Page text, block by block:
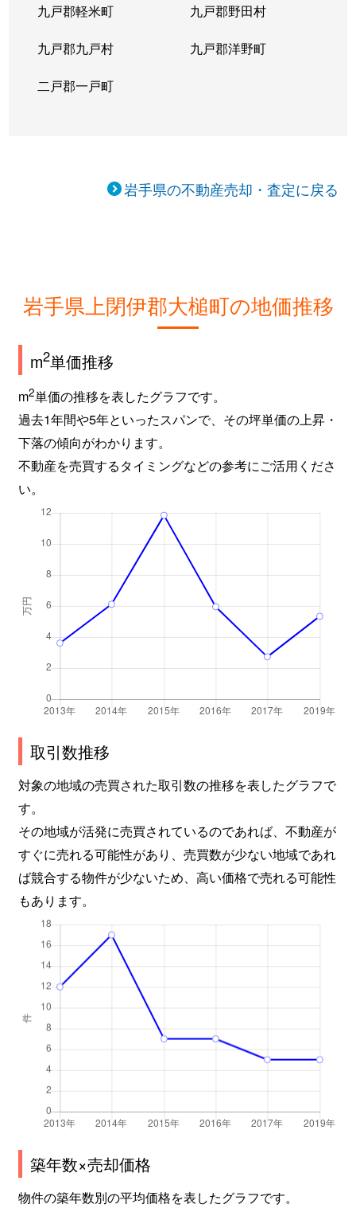
九戸郡軽米町 九戸郡野田村
九戸郡九戸村 九戸郡洋野町
二戸郡一戸町
岩手県の不動産売却・査定に戻る
岩手県上閉伊郡大槌町の地価推移
m2単価推移
m2単価の推移を表したグラフです。
過去1年間や5年といったスパンで、その坪単価の上昇・
下落の傾向がわかります。
不動産を売買するタイミングなどの参考にご活用くださ
い。
取引数推移
対象の地域の売買された取引数の推移を表したグラフで
す。
その地域が活発に売買されているのであれば、不動産が
すぐに売れる可能性があり、売買数が少ない地域であれ
ば競合する物件が少ないため、高い価格で売れる可能性
もあります。
築年数×売却価格
物件の築年数別の平均価格を表したグラフです。